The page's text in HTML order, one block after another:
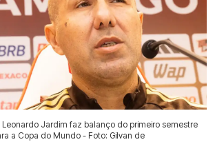
Jardim faz balanço do primeiro semestre
a Copa do Mundo - Foto: Gilvan de